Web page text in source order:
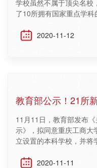
学校虽然不属于顶尖名校
了10所拥有国家重点学科
2020-11-12
教育部公示！21所
11月11日，教育部发布
示》，拟同意重庆工商
立设置的本科学校，并将
2020-11-11